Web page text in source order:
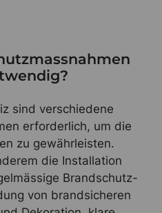
sind verschiedene
erforderlich, um die
zu gewährleisten.
die Installation
Brandschutz-
von brandsicheren